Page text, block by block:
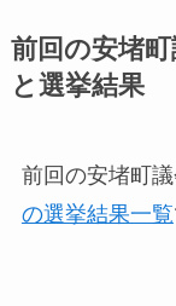
前回の安堵
と選挙結果
前回の安堵町
の選挙結果一覧